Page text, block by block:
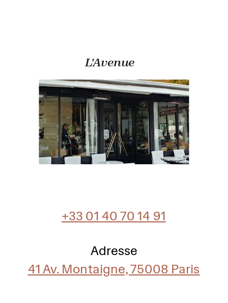
L'Avenue
+33 01 40 70 14 91
Adresse
41 Av. Montaigne, 75008 Paris